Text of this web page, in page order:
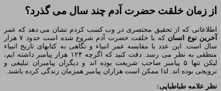
از زمان خلقت حضرت آدم چند سال می گذرد؟
اطلاعاتی که از تحقیق مختصری در وب کسب کردم نشان می دهد که عمر
آخرین نوع انسان
که با خلقت حضرت آدم شروع شده است حدود ۷ هزار
سال است. این عدد با مقایسه عمر انبیاء و نگاهی به کتابهای تاریخ انبیاء
منطقی به نظر می رسد. دقت کنید که اگرچه ۱۲۴ هزار پیامبر داشته ایم،
لیکن تنها ۵ پیامبر صاحب شریعت بوده اند و دیگران پیامبران تبلیغی و
ترویجی بوده اند. لذا ممکن است هزاران پیامبر همزمان زندگی کرده باشند.
نظر علامه طباطبایی: